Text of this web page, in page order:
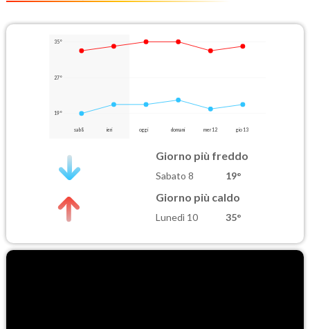
35°
27°
19°
sab 8 ieri oggi domani mer 12 gio 13
Giorno più freddo
Sabato 8 19°
Giorno più caldo
Lunedì 10 35°